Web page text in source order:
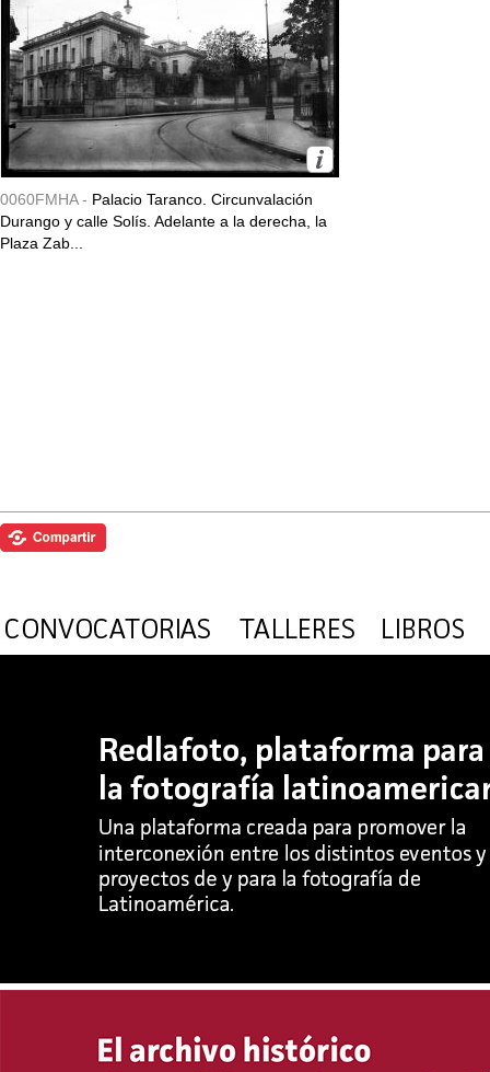
0060FMHA - Palacio Taranco. Circunvalación
Durango y calle Solís. Adelante a la derecha, la
Plaza Zab...